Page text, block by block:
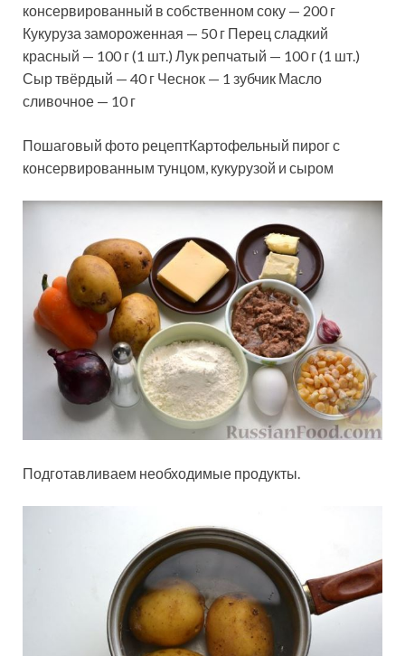
консервированный в собственном соку — 200 г
Кукуруза замороженная — 50 г Перец сладкий
красный — 100 г (1 шт.) Лук репчатый — 100 г (1 шт.)
Сыр твёрдый — 40 г Чеснок — 1 зубчик Масло
сливочное — 10 г
Пошаговый фото рецептКартофельный пирог с
консервированным тунцом, кукурузой и сыром
Подготавливаем необходимые продукты.